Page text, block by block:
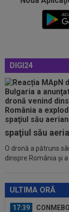
DIGI24
spaţiul său
O dronă a pătruns
dinspre România şi a
ULTIMA ORĂ
cu Georgina și
Farul -
17:08
l-a ironizat pe
17:04
Lovitură
Rodri! Anunț pe
17:04
Dan
dezastruoasă de
18:03
despre Jorge
FCSB și nu s-a
17:39